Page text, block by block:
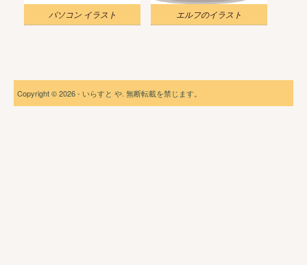
パソコン イラスト エルフのイラスト
Copyright © 2026 - いらすと や. 無断転載を禁じます。